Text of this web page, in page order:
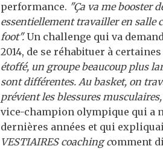
performance. "Ça va me booster
essentiellement travailler en salle
foot". Un challenge qui va
2014, de se réhabituer à
étoffé, un groupe beaucoup plus
sont différentes. Au basket, on
prévient les blessures
vice-champion olympique qui a
dernières années et qui
VESTIAIRES coaching comment